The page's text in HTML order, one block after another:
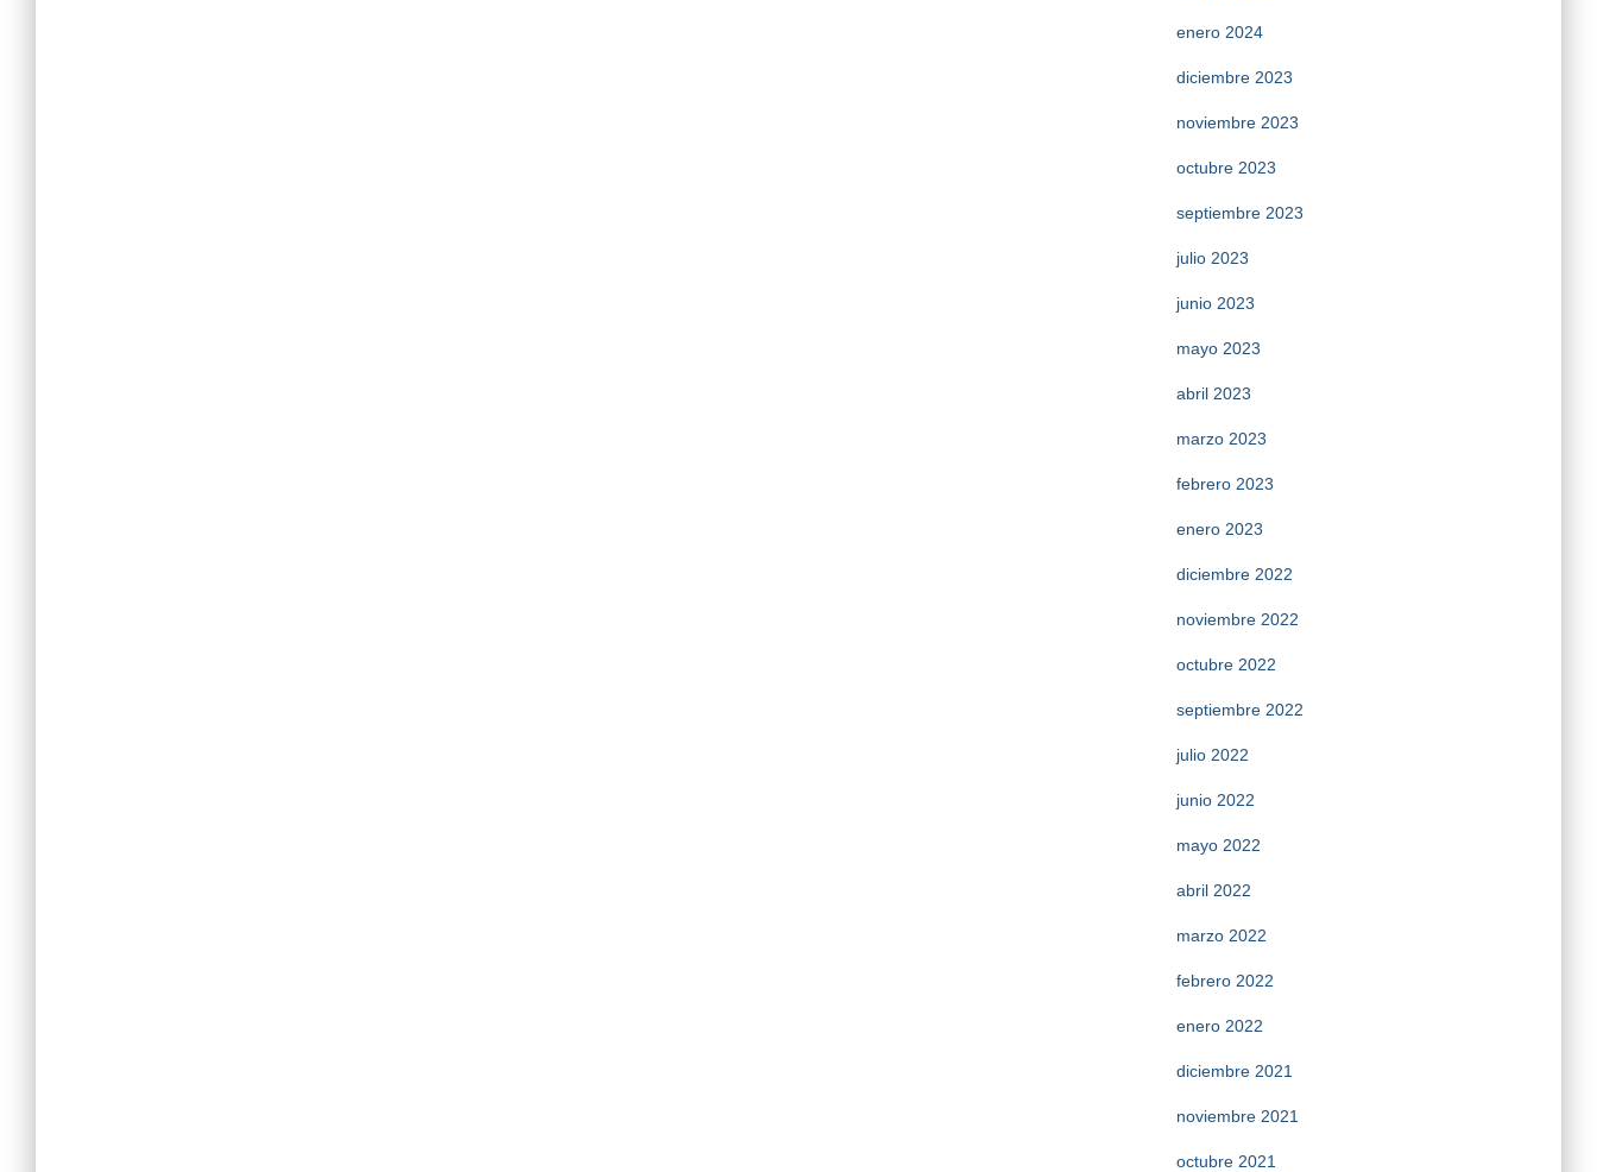
enero 2024
diciembre 2023
noviembre 2023
octubre 2023
septiembre 2023
julio 2023
junio 2023
mayo 2023
abril 2023
marzo 2023
febrero 2023
enero 2023
diciembre 2022
noviembre 2022
octubre 2022
septiembre 2022
julio 2022
junio 2022
mayo 2022
abril 2022
marzo 2022
febrero 2022
enero 2022
diciembre 2021
noviembre 2021
octubre 2021